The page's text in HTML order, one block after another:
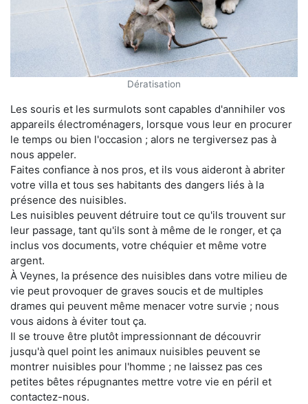
Dératisation
Les souris et les surmulots sont capables d'annihiler vos
appareils électroménagers, lorsque vous leur en procurer
le temps ou bien l'occasion ; alors ne tergiversez pas à
nous appeler.
Faites confiance à nos pros, et ils vous aideront à abriter
votre villa et tous ses habitants des dangers liés à la
présence des nuisibles.
Les nuisibles peuvent détruire tout ce qu'ils trouvent sur
leur passage, tant qu'ils sont à même de le ronger, et ça
inclus vos documents, votre chéquier et même votre
argent.
À Veynes, la présence des nuisibles dans votre milieu de
vie peut provoquer de graves soucis et de multiples
drames qui peuvent même menacer votre survie ; nous
vous aidons à éviter tout ça.
Il se trouve être plutôt impressionnant de découvrir
jusqu'à quel point les animaux nuisibles peuvent se
montrer nuisibles pour l'homme ; ne laissez pas ces
petites bêtes répugnantes mettre votre vie en péril et
contactez-nous.